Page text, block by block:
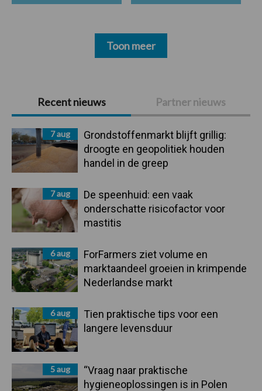
Primaire
Sidebar
Recent nieuws Partner nieuws
7 aug
Grondstoffenmarkt blijft grillig:
droogte en geopolitiek houden
handel in de greep
7 aug
De speenhuid: een vaak
onderschatte risicofactor voor
mastitis
6 aug
ForFarmers ziet volume en
marktaandeel groeien in krimpende
Nederlandse markt
6 aug
Tien praktische tips voor een
langere levensduur
5 aug
“Vraag naar praktische
hygieneoplossingen is in Polen
Toon meer